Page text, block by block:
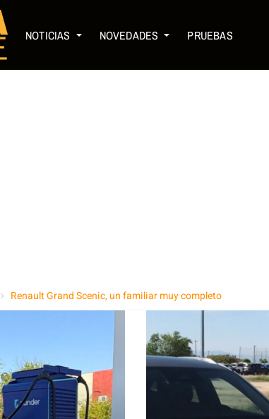
NOTICIAS NOVEDADES PRUEBAS
Renault Grand Scenic, un familiar muy completo